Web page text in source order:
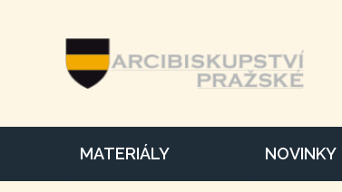
MATERIÁLY NOVINKY